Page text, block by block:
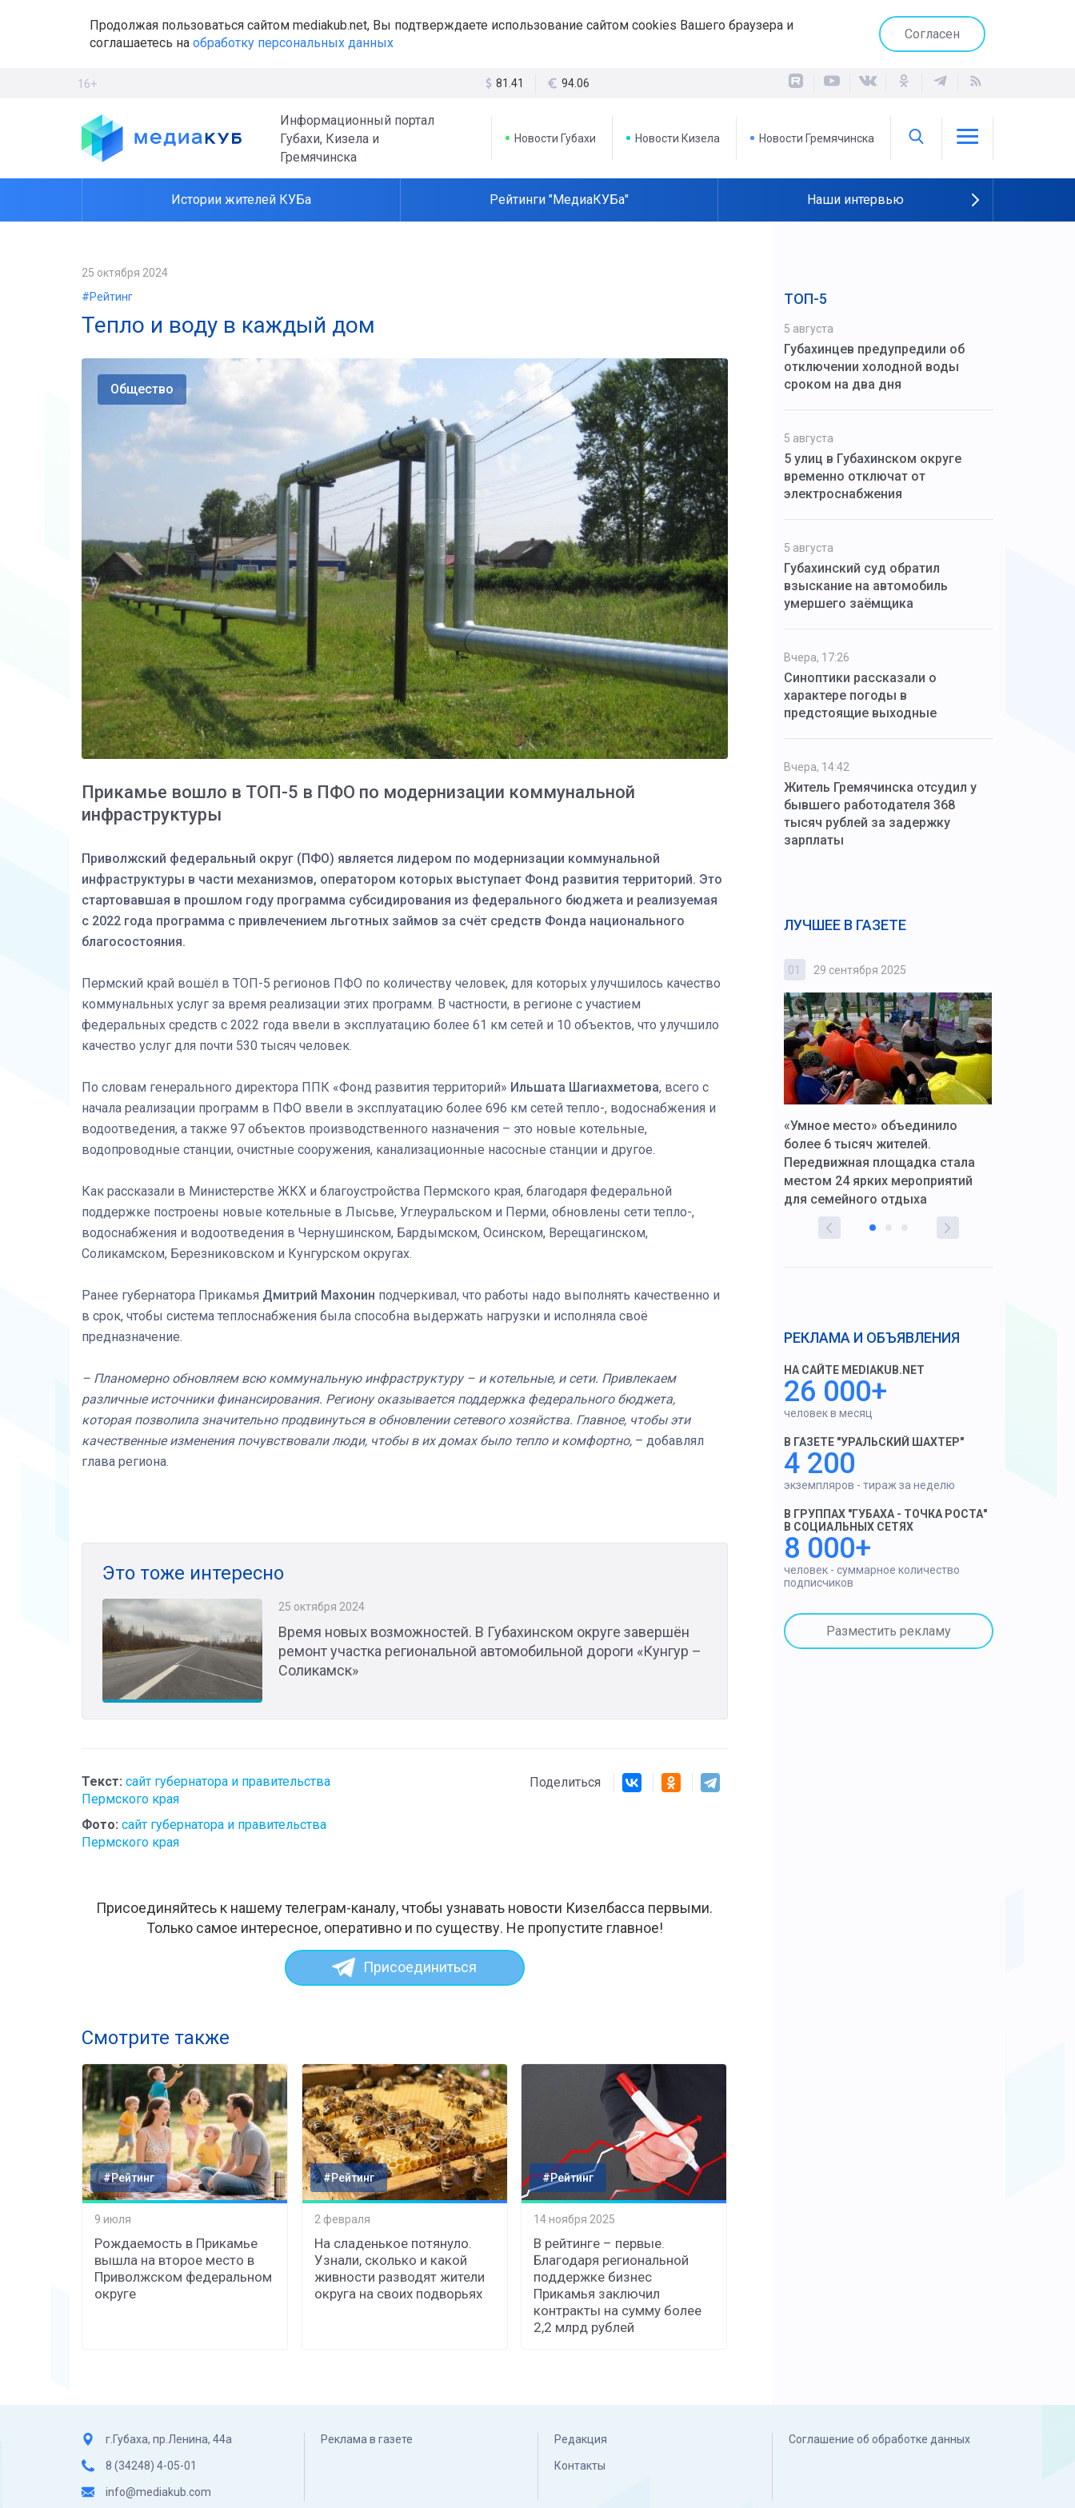
Продолжая пользоваться сайтом mediakub.net, Вы подтверждаете использование сайтом cookies Вашего браузера и
соглашаетесь на обработку персональных данных
Согласен
16+ 81.41 94.06
Информационный портал
Губахи, Кизела и
Гремячинска
Новости Губахи Новости Кизела Новости Гремячинска
Истории жителей КУБа Рейтинги "МедиаКУБа" Наши интервью
25 октября 2024
#Рейтинг
Тепло и воду в каждый дом
Общество
Прикамье вошло в ТОП-5 в ПФО по модернизации коммунальной
инфраструктуры
Приволжский федеральный округ (ПФО) является лидером по модернизации коммунальной
инфраструктуры в части механизмов, оператором которых выступает Фонд развития территорий. Это
стартовавшая в прошлом году программа субсидирования из федерального бюджета и реализуемая
с 2022 года программа с привлечением льготных займов за счёт средств Фонда национального
благосостояния.
Пермский край вошёл в ТОП-5 регионов ПФО по количеству человек, для которых улучшилось качество
коммунальных услуг за время реализации этих программ. В частности, в регионе с участием
федеральных средств с 2022 года ввели в эксплуатацию более 61 км сетей и 10 объектов, что улучшило
качество услуг для почти 530 тысяч человек.
По словам генерального директора ППК «Фонд развития территорий» Ильшата Шагиахметова, всего с
начала реализации программ в ПФО ввели в эксплуатацию более 696 км сетей тепло-, водоснабжения и
водоотведения, а также 97 объектов производственного назначения – это новые котельные,
водопроводные станции, очистные сооружения, канализационные насосные станции и другое.
Как рассказали в Министерстве ЖКХ и благоустройства Пермского края, благодаря федеральной
поддержке построены новые котельные в Лысьве, Углеуральском и Перми, обновлены сети тепло-,
водоснабжения и водоотведения в Чернушинском, Бардымском, Осинском, Верещагинском,
Соликамском, Березниковском и Кунгурском округах.
Ранее губернатора Прикамья Дмитрий Махонин подчеркивал, что работы надо выполнять качественно и
в срок, чтобы система теплоснабжения была способна выдержать нагрузки и исполняла своё
предназначение.
– Планомерно обновляем всю коммунальную инфраструктуру – и котельные, и сети. Привлекаем
различные источники финансирования. Региону оказывается поддержка федерального бюджета,
которая позволила значительно продвинуться в обновлении сетевого хозяйства. Главное, чтобы эти
качественные изменения почувствовали люди, чтобы в их домах было тепло и комфортно, – добавлял
глава региона.
Это тоже интересно
25 октября 2024
Время новых возможностей. В Губахинском округе завершён
ремонт участка региональной автомобильной дороги «Кунгур –
Соликамск»
Текст: сайт губернатора и правительства
Пермского края
Фото: сайт губернатора и правительства
Пермского края
Поделиться
Присоединяйтесь к нашему телеграм-каналу, чтобы узнавать новости Кизелбасса первыми.
Только самое интересное, оперативно и по существу. Не пропустите главное!
Присоединиться
Смотрите также
#Рейтинг
9 июля
Рождаемость в Прикамье
вышла на второе место в
Приволжском федеральном
округе
#Рейтинг
2 февраля
На сладенькое потянуло.
Узнали, сколько и какой
живности разводят жители
округа на своих подворьях
#Рейтинг
14 ноября 2025
В рейтинге – первые.
Благодаря региональной
поддержке бизнес
Прикамья заключил
контракты на сумму более
2,2 млрд рублей
ТОП-5
5 августа
Губахинцев предупредили об
отключении холодной воды
сроком на два дня
5 августа
5 улиц в Губахинском округе
временно отключат от
электроснабжения
5 августа
Губахинский суд обратил
взыскание на автомобиль
умершего заёмщика
Вчера, 17:26
Синоптики рассказали о
характере погоды в
предстоящие выходные
Вчера, 14:42
Житель Гремячинска отсудил у
бывшего работодателя 368
тысяч рублей за задержку
зарплаты
ЛУЧШЕЕ В ГАЗЕТЕ
Штурмовик огня. Казак Алексей
Коробов после возвращения со
мечту
01 29 сентября 2025
«Умное место» объединило
более 6 тысяч жителей.
Передвижная площадка стала
местом 24 ярких мероприятий
для семейного отдыха
РЕКЛАМА И ОБЪЯВЛЕНИЯ
НА САЙТЕ MEDIAKUB.NET
26 000+
человек в месяц
В ГАЗЕТЕ "УРАЛЬСКИЙ ШАХТЕР"
4 200
экземпляров - тираж за неделю
В ГРУППАХ "ГУБАХА - ТОЧКА РОСТА"
В СОЦИАЛЬНЫХ СЕТЯХ
8 000+
человек - суммарное количество
подписчиков
Разместить рекламу
г.Губаха, пр.Ленина, 44а
8 (34248) 4-05-01
info@mediakub.com
Реклама в газете Редакция
Контакты
Соглашение об обработке данных